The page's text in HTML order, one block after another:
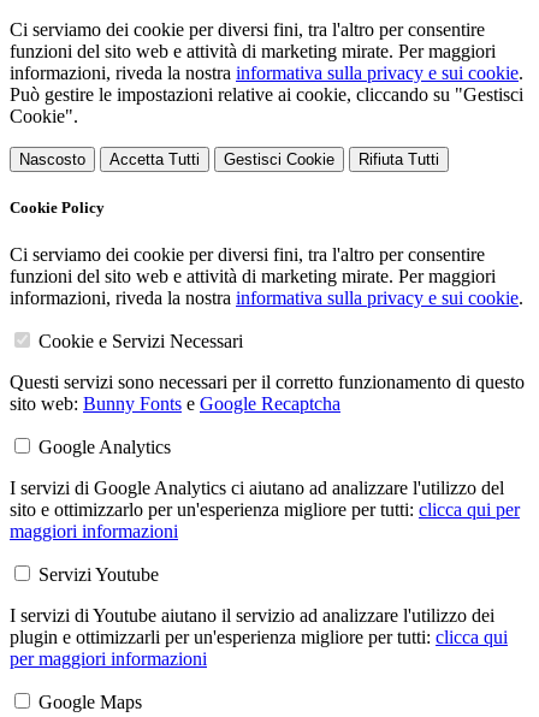
Ci serviamo dei cookie per diversi fini, tra l'altro per consentire
funzioni del sito web e attività di marketing mirate. Per maggiori
informazioni, riveda la nostra informativa sulla privacy e sui cookie.
Può gestire le impostazioni relative ai cookie, cliccando su "Gestisci
Cookie".
Nascosto Accetta Tutti Gestisci Cookie Rifiuta Tutti
Cookie Policy
Ci serviamo dei cookie per diversi fini, tra l'altro per consentire
funzioni del sito web e attività di marketing mirate. Per maggiori
informazioni, riveda la nostra informativa sulla privacy e sui cookie.
Cookie e Servizi Necessari
Questi servizi sono necessari per il corretto funzionamento di questo
sito web: Bunny Fonts e Google Recaptcha
Google Analytics
I servizi di Google Analytics ci aiutano ad analizzare l'utilizzo del
sito e ottimizzarlo per un'esperienza migliore per tutti: clicca qui per
maggiori informazioni
Servizi Youtube
I servizi di Youtube aiutano il servizio ad analizzare l'utilizzo dei
plugin e ottimizzarli per un'esperienza migliore per tutti: clicca qui
per maggiori informazioni
Google Maps